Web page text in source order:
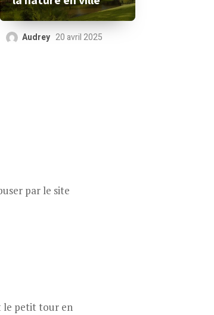
Audrey 20 avril 2025
par le site
le petit tour en